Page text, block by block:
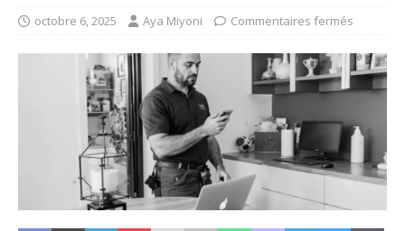
octobre 6, 2025 Aya Miyoni Commentaires fermés